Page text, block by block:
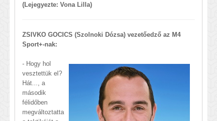
(Lejegyezte: Vona Lilla)
ZSIVKO GOCICS (Szolnoki Dózsa) vezetőedző az M4
Sport+-nak:
- Hogy hol
vesztettük el?
Hát..., a
második
félidőben
megváltoztatta